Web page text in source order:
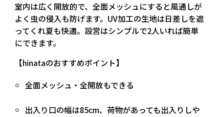
室内は広く開放的で、全面メッシュにすると風通しが
よく虫の侵入も防げます。UV加工の生地は日差しを遮
ってくれ夏も快適。設営はシンプルで2人いれば簡単
にできます。
【hinataのおすすめポイント】
全面メッシュ・全開放もできる
出入り口の幅は85cm、荷物があっても出入りしや